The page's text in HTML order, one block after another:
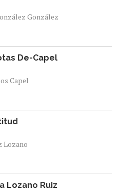
González
De-Capel
Capel
Lozano
Lozano Ruiz